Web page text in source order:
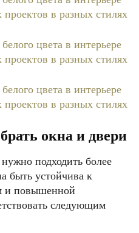
окна и двери
подходить более
быть устойчива к
и повышенной
следующим